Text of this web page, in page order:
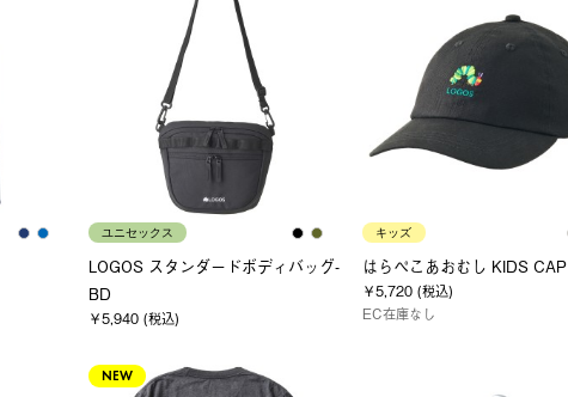
ユニセックス
LOGOS スタンダードボディバッグ-
BD
￥5,940 (税込)
キッズ
はらぺこあおむし KIDS CAP
￥5,720 (税込)
EC在庫なし
NEW